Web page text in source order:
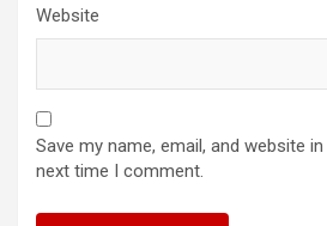
Website
Save my name, email, and website
next time I comment.